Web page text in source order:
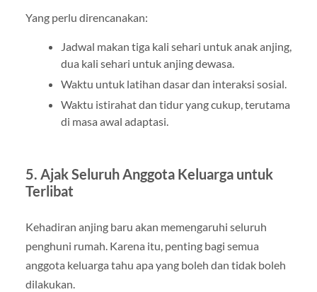
Yang perlu direncanakan:
Jadwal makan tiga kali sehari untuk anak anjing,
dua kali sehari untuk anjing dewasa.
Waktu untuk latihan dasar dan interaksi sosial.
Waktu istirahat dan tidur yang cukup, terutama
di masa awal adaptasi.
5. Ajak Seluruh Anggota Keluarga untuk
Terlibat
Kehadiran anjing baru akan memengaruhi seluruh
penghuni rumah. Karena itu, penting bagi semua
anggota keluarga tahu apa yang boleh dan tidak boleh
dilakukan.